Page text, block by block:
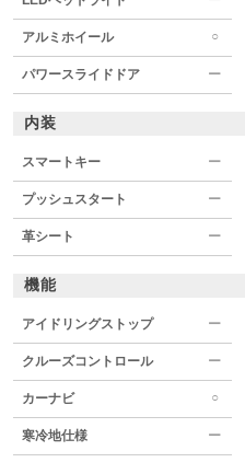
アルミホイール ○
パワースライドドア ー
内装
スマートキー ー
プッシュスタート ー
革シート ー
機能
アイドリングストップ ー
クルーズコントロール ー
カーナビ ○
寒冷地仕様 ー